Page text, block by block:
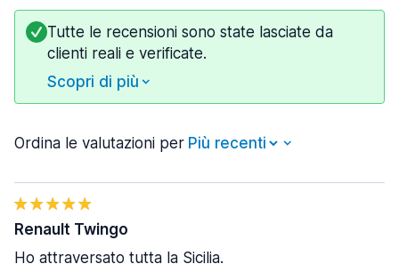
Tutte le recensioni sono state lasciate da
clienti reali e verificate.
Scopri di più
Ordina le valutazioni per
Renault Twingo
Ho attraversato tutta la Sicilia.